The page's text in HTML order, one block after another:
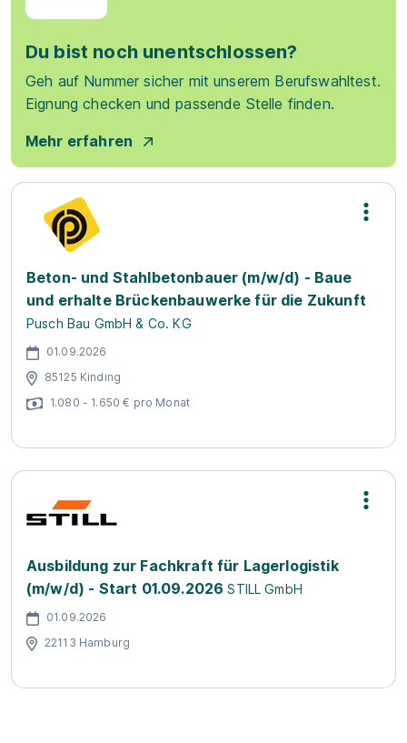
Du bist noch unentschlossen?
Geh auf Nummer sicher mit unserem Berufswahltest.
Eignung checken und passende Stelle finden.
Mehr erfahren
Beton- und Stahlbetonbauer (m/w/d) - Baue
und erhalte Brückenbauwerke für die Zukunft
Pusch Bau GmbH & Co. KG
01.09.2026
85125 Kinding
1.080 - 1.650 € pro Monat
Ausbildung zur Fachkraft für Lagerlogistik
(m/w/d) - Start 01.09.2026 STILL GmbH
01.09.2026
22113 Hamburg